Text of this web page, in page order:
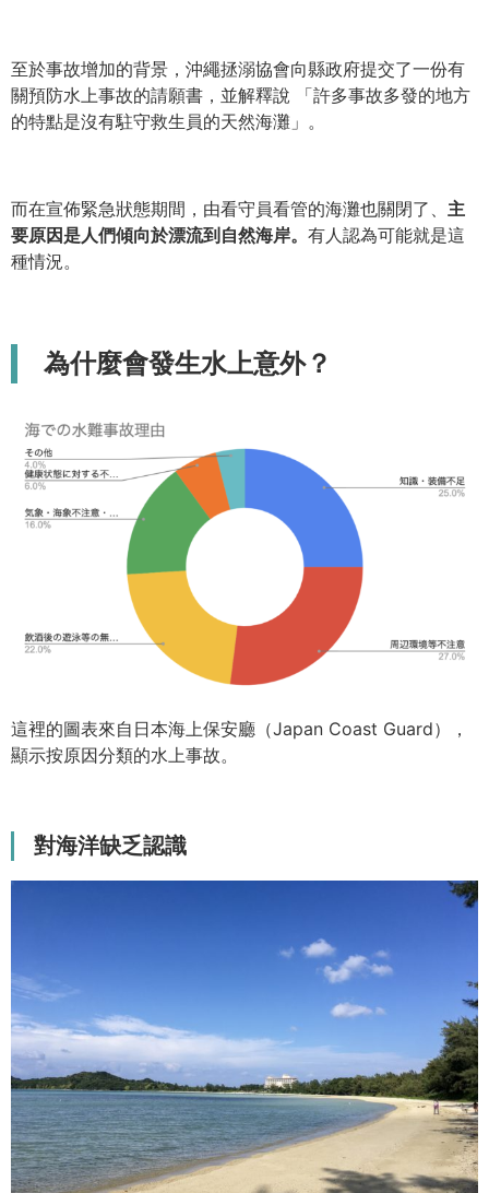
至於事故增加的背景，沖繩拯溺協會向縣政府提交了一份有
關預防水上事故的請願書，並解釋說 「許多事故多發的地方
的特點是沒有駐守救生員的天然海灘」。
而在宣佈緊急狀態期間，由看守員看管的海灘也關閉了、 主
要原因是人們傾向於漂流到自然海岸。 有人認為可能就是這
種情況。
為什麼會發生水上意外？
這裡的圖表來自日本海上保安廳（Japan Coast Guard），
顯示按原因分類的水上事故。
對海洋缺乏認識